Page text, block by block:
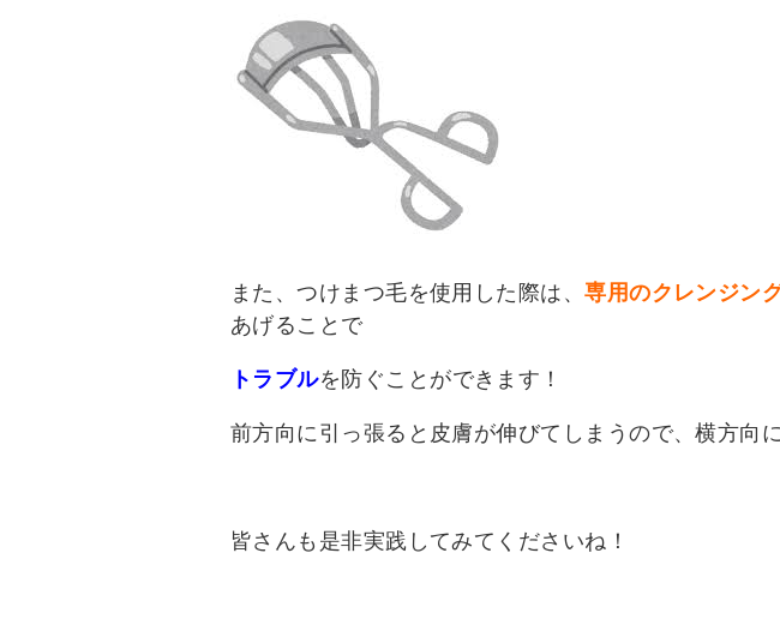
また、つけまつ毛を使用した際は、専用のクレンジン
あげることで
トラブルを防ぐことができます！
前方向に引っ張ると皮膚が伸びてしまうので、横方向
皆さんも是非実践してみてくださいね！